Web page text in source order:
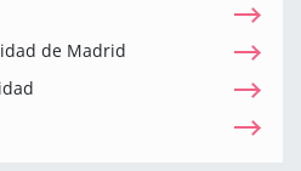
de Madrid